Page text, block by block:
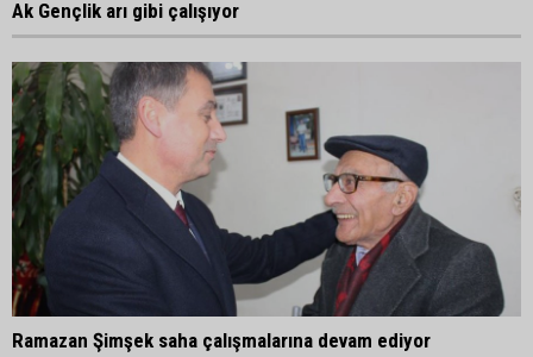
Ak Gençlik arı gibi çalışıyor
Ramazan Şimşek saha çalışmalarına devam ediyor